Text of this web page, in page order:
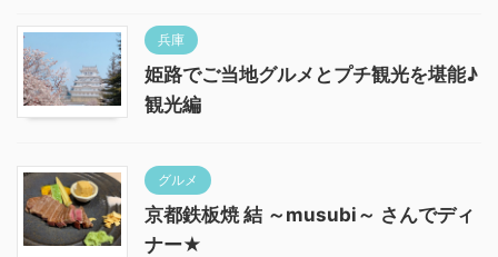
兵庫
姫路でご当地グルメとプチ観光を堪能♪
観光編
グルメ
京都鉄板焼 結 ～musubi～ さんでディ
ナー★